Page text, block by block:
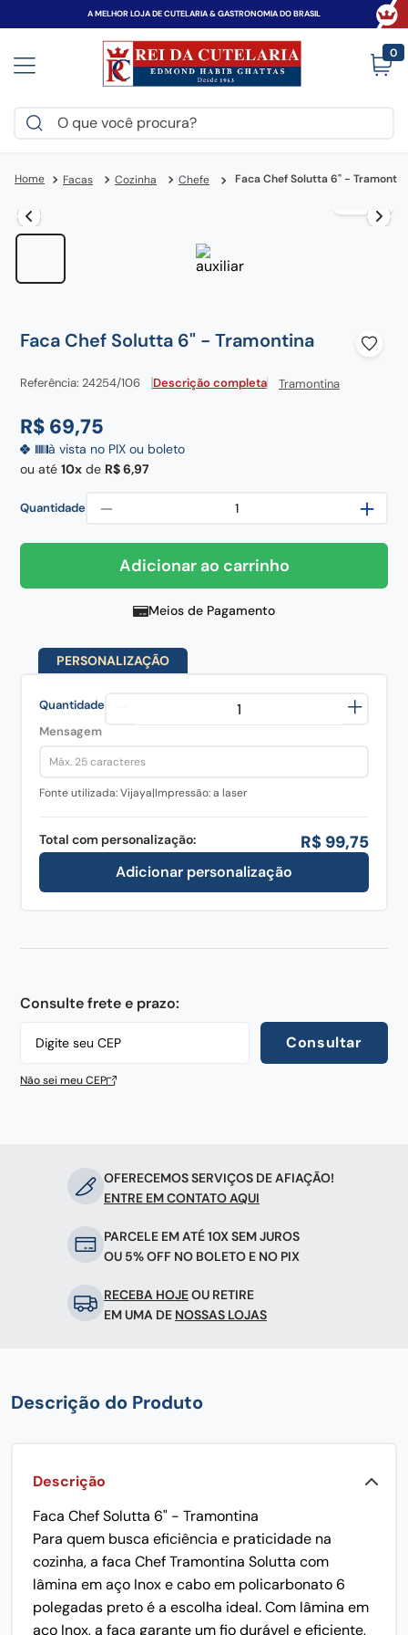
A MELHOR LOJA DE CUTELARIA & GASTRONOMIA DO BRASIL
0
O que você procura?
Facas Cozinha Chefe Faca Chef Solutta 6" -
Faca Chef Solutta 6" - Tramontina
Referência: 24254/106 Descrição completa Tramontina
R$ 69,75
à vista no PIX ou boleto
ou até 10 de R$6,97
Quantidade ＋
－
Adicionar ao carrinho
Meios de Pagamento
PERSONALIZAÇÃO
Quantidade
Mensagem
Fonte utilizada: Vijaya|Impressão: a laser
Total com personalização: R$ 99,75
Adicionar personalização
Consulte frete e prazo:
Consultar
Não sei meu CEP
OFERECEMOS SERVIÇOS DE AFIAÇÃO!
ENTRE EM CONTATO AQUI
PARCELE EM ATÉ 10X SEM JUROS
OU 5% OFF NO BOLETO E NO PIX
RECEBA HOJEOU RETIRE
EM UMA DE NOSSAS LOJAS
Descrição do Produto
Descrição
Faca Chef Solutta 6" - Tramontina
Para quem busca eficiência e praticidade na
cozinha, a faca Chef Tramontina Solutta com
lâmina em aço Inox e cabo em policarbonato 6
polegadas preto é a escolha ideal. Com lâmina em
aço Inox, a faca garante um fio durável e eficiente,
1º victorinox
2º
4º espada
6 º tramontina
7º century
9º pedra
10º chaira